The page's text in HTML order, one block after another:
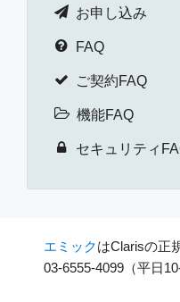
お申し込み
FAQ
ご契約FAQ
機能FAQ
セキュリティ
エミックはClarisの正
03-6555-4099（平日